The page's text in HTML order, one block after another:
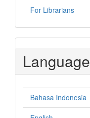
For Librarians
Language
Bahasa Indonesia